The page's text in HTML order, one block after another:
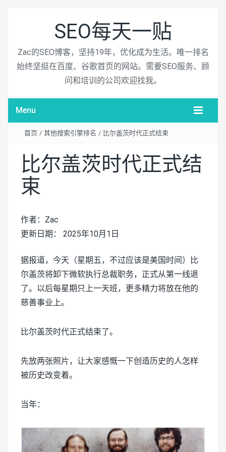
SEO每天一贴
Zac的SEO博客，坚持19年，优化成为生活。唯一排名
始终坚挺在百度、谷歌首页的网站。需要SEO服务、顾
问和培训的公司欢迎找我。
Menu
首页 / 其他搜索引擎排名 / 比尔盖茨时代正式结束
比尔盖茨时代正式结
束
作者：Zac
更新日期： 2025年10月1日
据报道，今天（星期五，不过应该是美国时间）比
尔盖茨将卸下微软执行总裁职务，正式从第一线退
了。以后每星期只上一天班，更多精力将放在他的
慈善事业上。
比尔盖茨时代正式结束了。
先放两张照片，让大家感慨一下创造历史的人怎样
被历史改变着。
当年：